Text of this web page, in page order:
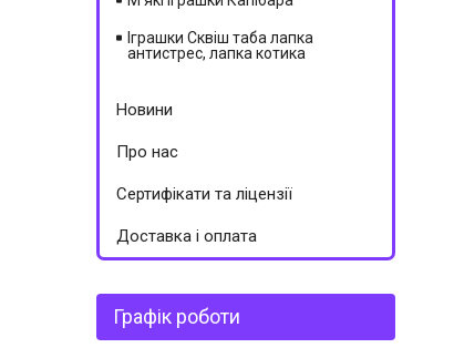
Іграшки Сквіш таба лапка
антистрес, лапка котика
Новини
Про нас
Сертифікати та ліцензії
Доставка і оплата
Графік роботи